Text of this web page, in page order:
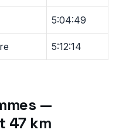
5:04:49
5:12:14
—
47 km